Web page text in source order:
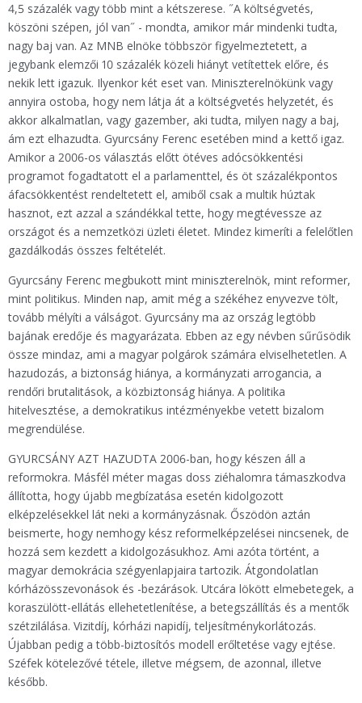
4,5 százalék vagy több mint a kétszerese. ˝A költségvetés,
köszöni szépen, jól van˝ - mondta, amikor már mindenki tudta,
nagy baj van. Az MNB elnöke többször figyelmeztetett, a
jegybank elemzői 10 százalék közeli hiányt vetítettek előre, és
nekik lett igazuk. Ilyenkor két eset van. Miniszterelnökünk vagy
annyira ostoba, hogy nem látja át a költségvetés helyzetét, és
akkor alkalmatlan, vagy gazember, aki tudta, milyen nagy a baj,
ám ezt elhazudta. Gyurcsány Ferenc esetében mind a kettő igaz.
Amikor a 2006-os választás előtt ötéves adócsökkentési
programot fogadtatott el a parlamenttel, és öt százalékpontos
áfacsökkentést rendeltetett el, amiből csak a multik húztak
hasznot, ezt azzal a szándékkal tette, hogy megtévessze az
országot és a nemzetközi üzleti életet. Mindez kimeríti a felelőtlen
gazdálkodás összes feltételét.
Gyurcsány Ferenc megbukott mint miniszterelnök, mint reformer,
mint politikus. Minden nap, amit még a székéhez enyvezve tölt,
tovább mélyíti a válságot. Gyurcsány ma az ország legtöbb
bajának eredője és magyarázata. Ebben az egy névben sűrűsödik
össze mindaz, ami a magyar polgárok számára elviselhetetlen. A
hazudozás, a biztonság hiánya, a kormányzati arrogancia, a
rendőri brutalitások, a közbiztonság hiánya. A politika
hitelvesztése, a demokratikus intézményekbe vetett bizalom
megrendülése.
GYURCSÁNY AZT HAZUDTA 2006-ban, hogy készen áll a
reformokra. Másfél méter magas doss ziéhalomra támaszkodva
állította, hogy újabb megbízatása esetén kidolgozott
elképzelésekkel lát neki a kormányzásnak. Őszödön aztán
beismerte, hogy nemhogy kész reformelképzelései nincsenek, de
hozzá sem kezdett a kidolgozásukhoz. Ami azóta történt, a
magyar demokrácia szégyenlapjaira tartozik. Átgondolatlan
kórházösszevonások és -bezárások. Utcára lökött elmebetegek, a
koraszülött-ellátás ellehetetlenítése, a betegszállítás és a mentők
szétzilálása. Vizitdíj, kórházi napidíj, teljesítménykorlátozás.
Újabban pedig a több-biztosítós modell erőltetése vagy ejtése.
Széfek kötelezővé tétele, illetve mégsem, de azonnal, illetve
később.